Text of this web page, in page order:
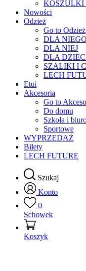
KOSZULKI
Nowości
Odzież
Go to Odzież
DLA NIEGO
DLA NIEJ
DLA
SZALIKI I
LECH
Etui
Akcesoria
Go to
Do domu
Szkoła i
Sportowe
WYPRZEDAŻ
Bilety
LECH FUTURE
Szukaj
Konto
0
Schowek
Koszyk